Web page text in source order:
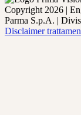
Copyright 2026 |
Parma S.p.A. |
Disclaimer